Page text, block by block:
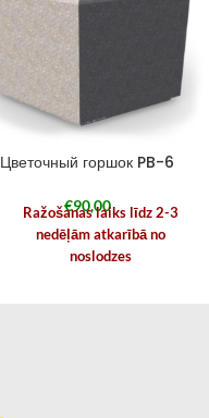
Цветочный горшок PB-6
€90,00
Ražošanas laiks līdz 2-3
nedēļām atkarībā no
noslodzes